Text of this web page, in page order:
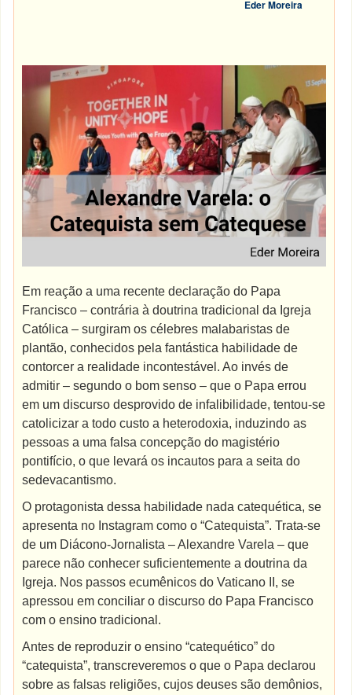
Eder Moreira
Em reação a uma recente declaração do Papa
Francisco – contrária à doutrina tradicional da Igreja
Católica – surgiram os célebres malabaristas de
plantão, conhecidos pela fantástica habilidade de
contorcer a realidade incontestável. Ao invés de
admitir – segundo o bom senso – que o Papa errou
em um discurso desprovido de infalibilidade, tentou-se
catolicizar a todo custo a heterodoxia, induzindo as
pessoas a uma falsa concepção do magistério
pontifício, o que levará os incautos para a seita do
sedevacantismo.
O protagonista dessa habilidade nada catequética, se
apresenta no Instagram como o “Catequista”. Trata-se
de um Diácono-Jornalista – Alexandre Varela – que
parece não conhecer suficientemente a doutrina da
Igreja. Nos passos ecumênicos do Vaticano II, se
apressou em conciliar o discurso do Papa Francisco
com o ensino tradicional.
Antes de reproduzir o ensino “catequético” do
“catequista”, transcreveremos o que o Papa declarou
sobre as falsas religiões, cujos deuses são demônios,